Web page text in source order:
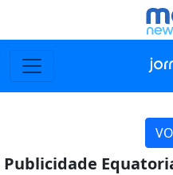
Publicidade